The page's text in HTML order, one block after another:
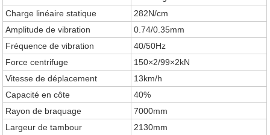
Charge linéaire statique
282N/cm
Amplitude de vibration
0.74/0.35mm
Fréquence de vibration
40/50Hz
Force centrifuge
150×2/99×2kN
Vitesse de déplacement
13km/h
Capacité en côte
40%
Rayon de braquage
7000mm
Largeur de tambour
2130mm